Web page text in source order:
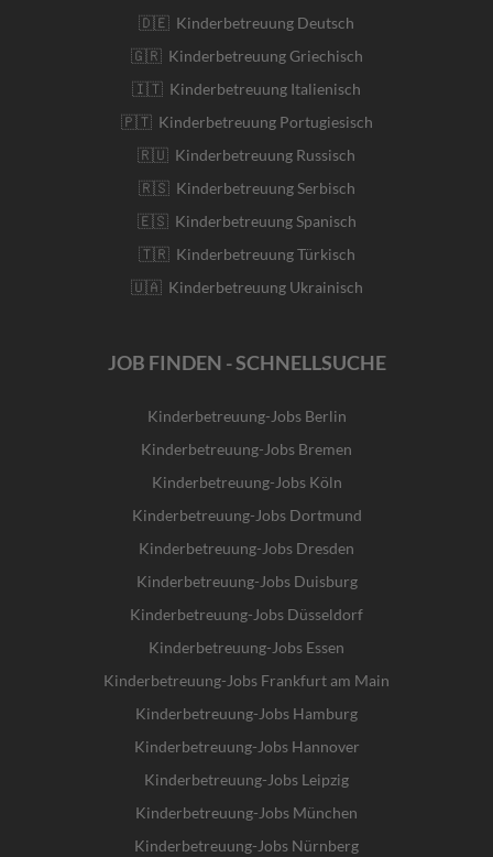
🇩🇪 Kinderbetreuung Deutsch
🇬🇷 Kinderbetreuung Griechisch
🇮🇹 Kinderbetreuung Italienisch
🇵🇹 Kinderbetreuung Portugiesisch
🇷🇺 Kinderbetreuung Russisch
🇷🇸 Kinderbetreuung Serbisch
🇪🇸 Kinderbetreuung Spanisch
🇹🇷 Kinderbetreuung Türkisch
🇺🇦 Kinderbetreuung Ukrainisch
JOB FINDEN - SCHNELLSUCHE
Kinderbetreuung-Jobs Berlin
Kinderbetreuung-Jobs Bremen
Kinderbetreuung-Jobs Köln
Kinderbetreuung-Jobs Dortmund
Kinderbetreuung-Jobs Dresden
Kinderbetreuung-Jobs Duisburg
Kinderbetreuung-Jobs Düsseldorf
Kinderbetreuung-Jobs Essen
Kinderbetreuung-Jobs Frankfurt am Main
Kinderbetreuung-Jobs Hamburg
Kinderbetreuung-Jobs Hannover
Kinderbetreuung-Jobs Leipzig
Kinderbetreuung-Jobs München
Kinderbetreuung-Jobs Nürnberg